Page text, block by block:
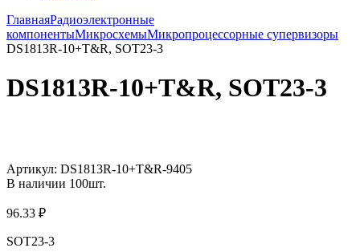
ГлавнаяРадиоэлектронные
компонентыМикросхемыМикропроцессорные супервизоры
DS1813R-10+T&R, SOT23-3
DS1813R-10+T&R, SOT23-3
Артикул: DS1813R-10+T&R-9405
В наличии 100шт.
96.33 ₽
SOT23-3